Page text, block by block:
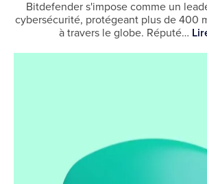
Bitdefender s'impose comme un
cybersécurité, protégeant plus de 400
à travers le globe. Réputé…